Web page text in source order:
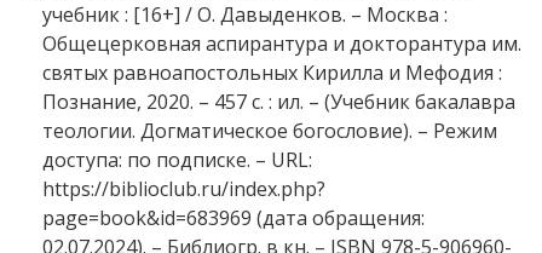
учебник : [16+] / О. Давыденков. – Москва :
Общецерковная аспирантура и докторантура им.
святых равноапостольных Кирилла и Мефодия :
Познание, 2020. – 457 с. : ил. – (Учебник бакалавра
теологии. Догматическое богословие). – Режим
доступа: по подписке. – URL:
https://biblioclub.ru/index.php?
page=book&id=683969 (дата обращения:
02.07.2024). – Библиогр. в кн. – ISBN 978-5-906960-